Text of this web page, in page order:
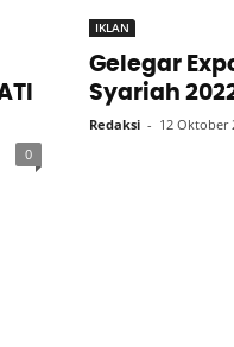
0
IKLAN
Gelegar
Syariah
Redaksi - 12 Oktober